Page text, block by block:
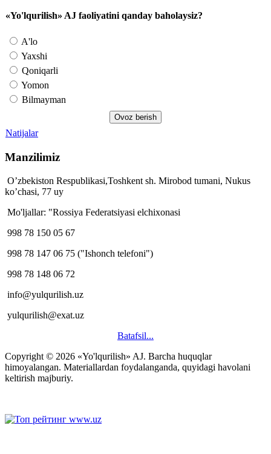
«Yo'lqurilish» AJ faoliyatini qanday baholaysiz?
A'lo
Yaxshi
Qoniqarli
Yomon
Bilmayman
Natijalar
Manzilimiz
O’zbekiston Respublikasi,Toshkent sh. Mirobod tumani, Nukus
ko’chasi, 77 uy
Mo'ljallar: "Rossiya Federatsiyasi elchixonasi
998 78 150 05 67
998 78 147 06 75 ("Ishonch telefoni")
998 78 148 06 72
info@yulqurilish.uz
yulqurilish@exat.uz
Batafsil...
Copyright © 2026 «Yo'lqurilish» AJ. Barcha huquqlar
himoyalangan. Materiallardan foydalanganda, quyidagi havolani
keltirish majburiy.